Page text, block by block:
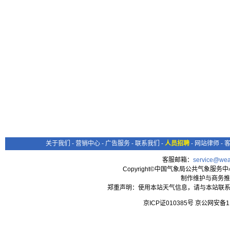
关于我们 - 营销中心 - 广告服务 - 联系我们 - 人员招聘 - 网站律师 -
客服邮箱：
Copyright©中国气象局公共气象服务
制作维护与商务
郑重声明：使用本站天气信息，请与本站联
京ICP证010385号 京公网安备